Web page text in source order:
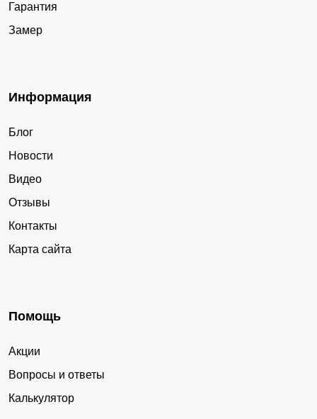
Гарантия
Замер
Информация
Блог
Новости
Видео
Отзывы
Контакты
Карта сайта
Помощь
Акции
Вопросы и ответы
Калькулятор